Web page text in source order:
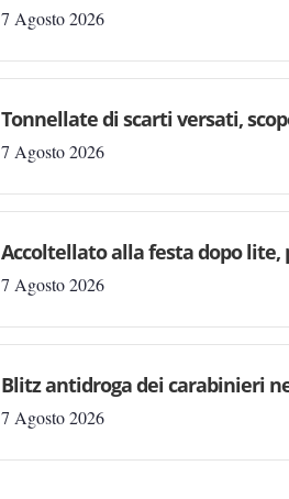
7 Agosto 2026
Tonnellate di scarti versati,
7 Agosto 2026
Accoltellato alla festa dopo lite,
7 Agosto 2026
Blitz antidroga dei carabinieri
7 Agosto 2026